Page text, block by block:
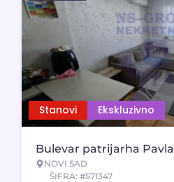
Stanovi Ekskluzivno
Bulevar patrijarha Pavla
NOVI SAD
ŠIFRA: #571347